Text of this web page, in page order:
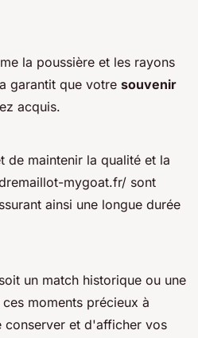
la poussière et les rayons
garantit que votre souvenir
acquis.
de maintenir la qualité et la
mygoat.fr/ sont
ainsi une longue durée
un match historique ou une
moments précieux à
conserver et d'afficher vos